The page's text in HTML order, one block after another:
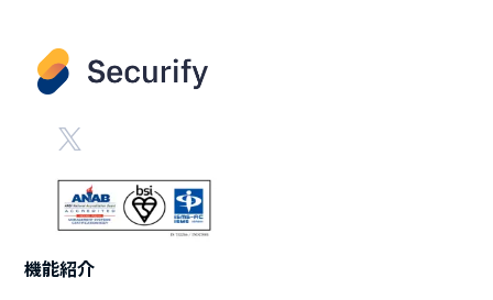
機能紹介